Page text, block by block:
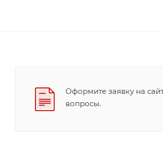
Оформите заявку на
вопросы.